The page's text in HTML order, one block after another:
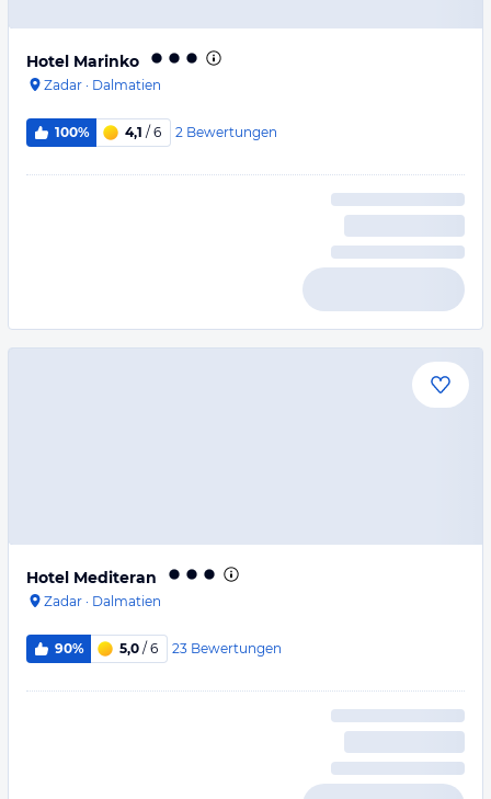
Hotel Marinko
Zadar · Dalmatien
100% 4,1 / 6 2 Bewertungen
Hotel Mediteran
Zadar · Dalmatien
90% 5,0 / 6 23 Bewertungen